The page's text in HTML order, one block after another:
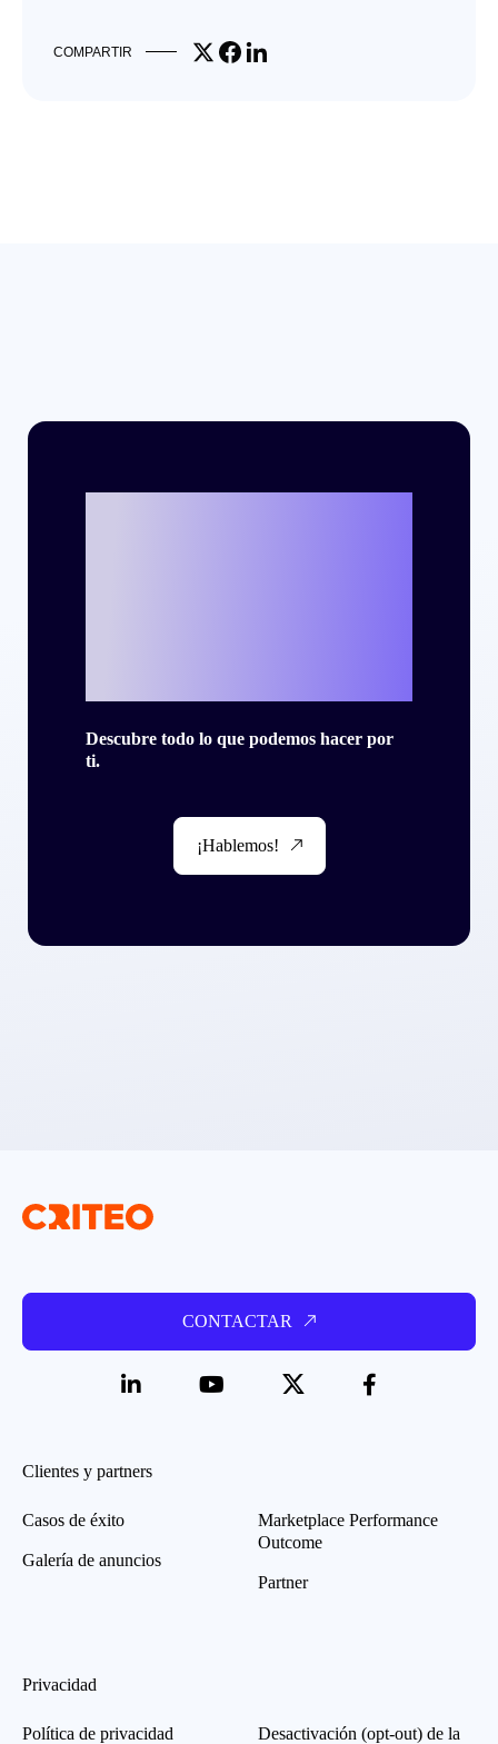
COMPARTIR Share on X
Share on Facebook
Share on LinkedIn
Descubre todo lo que podemos hacer por
ti.
¡Hablemos!
CONTACTAR
Clientes y partners
Casos de éxito
Galería de anuncios
Marketplace Performance
Outcome
Partner
Privacidad
Política de privacidad
Desactivación (opt-out) de la